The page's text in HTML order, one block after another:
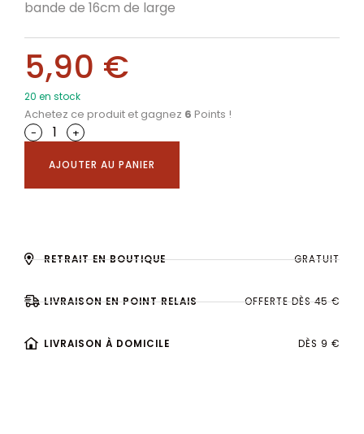
bande de 16cm de large
5,90 €
20 en stock
Achetez ce produit et gagnez 6 Points !
-
+
AJOUTER AU PANIER
RETRAIT EN BOUTIQUE GRATUIT
LIVRAISON EN POINT RELAIS OFFERTE DÈS 45 €
LIVRAISON À DOMICILE DÈS 9 €